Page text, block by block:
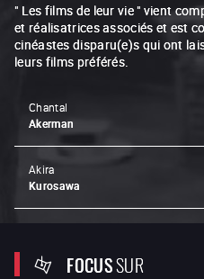
" Les films de leur vie " vient
et réalisatrices associés et est
cinéastes disparu(e)s qui ont
leurs films préférés.
Chantal
Akerman
Akira
Kurosawa
FOCUSSUR